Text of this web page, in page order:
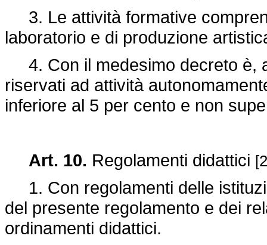
3. Le attività formative
laboratorio e di produzione
4. Con il medesimo decreto è,
riservati ad attività
inferiore al 5 per cento e non
Art. 10. Regolamenti didattici
1. Con regolamenti delle
del presente regolamento e dei
ordinamenti didattici.